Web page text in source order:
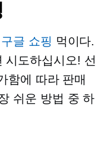
구글 쇼핑 먹이다.
시도하십시오! 선
함에 따라 판매
쉬운 방법 중 하